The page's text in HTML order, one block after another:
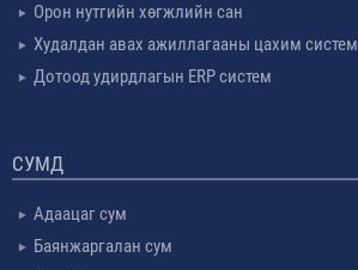
Орон нутгийн хөгжлийн сан
Худалдан авах ажиллагааны цахим систем
Дотоод удирдлагын ERP систем
СУМД
Адаацаг сум
Баянжаргалан сум